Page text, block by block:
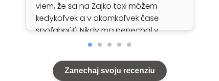
viem, že sa na Zajko taxi môžem
kedykoľvek a v akomkoľvek čase
spoľahnúť! Nikdy ma nenechal v
štichu a vždy ma na akciu alebo
Môžem len odporúčať!
Zanechaj svoju recenziu